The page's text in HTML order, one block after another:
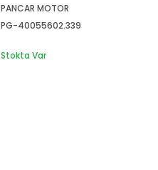
PANCAR MOTOR
PG-40055602.339
Stokta Var